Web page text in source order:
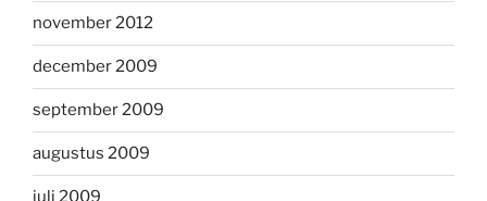
november 2012
december 2009
september 2009
augustus 2009
juli 2009